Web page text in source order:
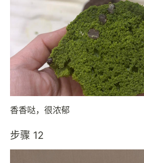
香香哒，很浓郁
步骤 12